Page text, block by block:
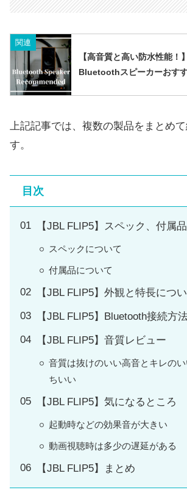
関連
【高音質と高い防水性能！
Bluetoothスピーカーおすす
上記記事では、複数の製品をまとめ
す。
目次
【JBL FLIP5】スペック、付属品
スペックについて
付属品について
【JBL FLIP5】外観と特長につ
【JBL FLIP5】Bluetooth接続方
【JBL FLIP5】音質レビュー
音質は抜けのいい高音とキレの
ちいい
【JBL FLIP5】気になるところ
起動時などの効果音が大きい
動画視聴時は多少の遅延がある
【JBL FLIP5】まとめ